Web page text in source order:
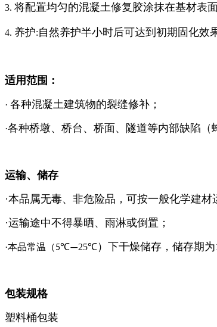
3. 将配置均匀的混凝土修复胶涂抹在基材表
4. 养护:自然养护半小时后可达到初期固化效
适用范围 ：
· 各种混凝土建筑物的裂缝修补 ；
·各种桥墩、桥台、桥面、隧道等内部缺陷（
运输、储存
·本品属无毒、非危险品，可按一般化学建材
·运输途中不得暴晒、雨淋或倒置；
·本品常温（5℃—25℃ ）下干燥储存 ，储存期为
包装规格
塑料桶包装